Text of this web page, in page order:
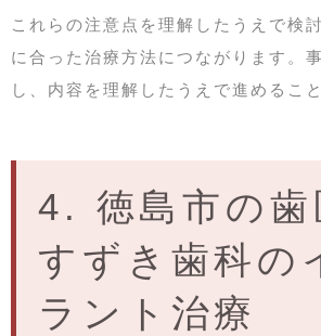
これらの注意点を理解したうえで検
に合った治療方法につながります。
し、内容を理解したうえで進めるこ
4. 徳島市の歯
すずき歯科の
ラント治療